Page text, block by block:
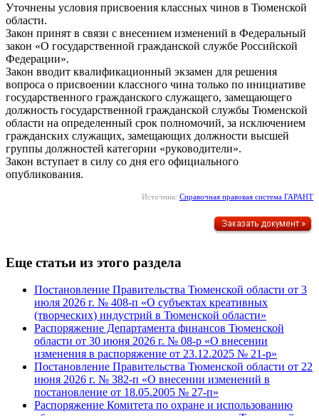
Уточнены условия присвоения классных чинов в Тюменской
области.
Закон принят в связи с внесением изменений в Федеральный
закон «О государственной гражданской службе Российской
Федерации».
Закон вводит квалификационный экзамен для решения
вопроса о присвоении классного чина только по инициативе
государственного гражданского служащего, замещающего
должность государственной гражданской службы Тюменской
области на определенный срок полномочий, за исключением
гражданских служащих, замещающих должности высшей
группы должностей категории «руководители».
Закон вступает в силу со дня его официального
опубликования.
Источник: Справочная правовая система ГАРАНТ
Еще статьи из этого раздела
Постановление Правительства Тюменской области от 3
июля 2026 г. № 408-п «О субъектах креативных
(творческих) индустрий в Тюменской области»
Распоряжение Департамента финансов Тюменской
области от 30 июня 2026 г. № 08-р «О внесении
изменения в распоряжение от 23.12.2025 № 21-р»
Постановление Правительства Тюменской области от 22
июня 2026 г. № 382-п «О внесении изменений в
постановление от 18.05.2005 № 27-п»
Распоряжение Комитета по охране и использованию